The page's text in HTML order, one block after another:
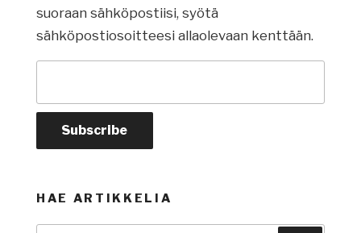
suoraan sähköpostiisi, syötä
sähköpostiosoitteesi allaolevaan kenttään.
HAE ARTIKKELIA